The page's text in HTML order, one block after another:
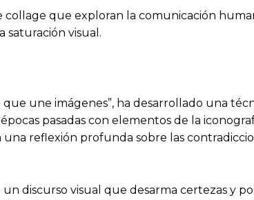
que exploran la comunicación
saturación visual.
une imágenes”, ha desarrollado una
pasadas con elementos de la
reflexión profunda sobre las
discurso visual que desarma certezas y